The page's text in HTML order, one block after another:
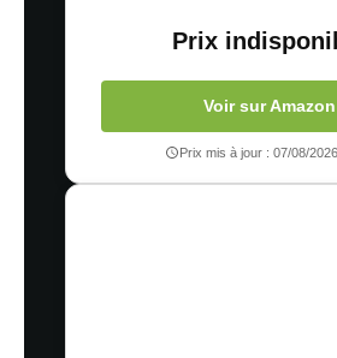
Prix
Voir sur Amazon
Prix mis à jour : 07/08/